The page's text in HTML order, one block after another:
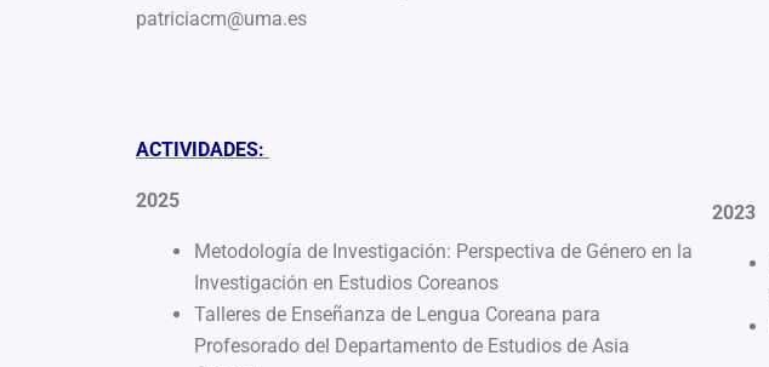
patriciacm@uma.es
ACTIVIDADES:
2025
Metodología de Investigación: Perspectiva de Género en la
Investigación en Estudios Coreanos
Talleres de Enseñanza de Lengua Coreana para
Profesorado del Departamento de Estudios de Asia
2023